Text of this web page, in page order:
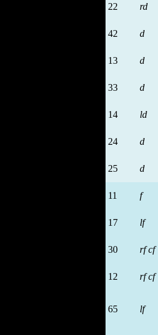
22 rd
42 d
13 d
33 d
14 ld
24 d
25 d
11 f
17 lf
30 rf cf
12 rf cf
65 lf